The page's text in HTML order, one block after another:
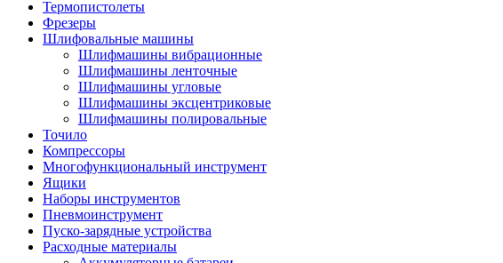
Термопистолеты
Фрезеры
Шлифовальные машины
Шлифмашины вибрационные
Шлифмашины ленточные
Шлифмашины угловые
Шлифмашины эксцентриковые
Шлифмашины полировальные
Точило
Компрессоры
Многофункциональный инструмент
Ящики
Наборы инструментов
Пневмоинструмент
Пуско-зарядные устройства
Расходные материалы